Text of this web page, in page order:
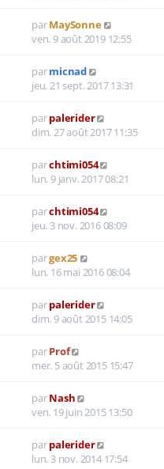
parMaySonne
ven. 9 août 2019 12:55
parmicnad
jeu. 21 sept. 2017 13:31
parpalerider
dim. 27 août 2017 11:35
parchtimi054
lun. 9 janv. 2017 08:21
parchtimi054
jeu. 3 nov. 2016 08:09
pargex25
lun. 16 mai 2016 08:04
parpalerider
dim. 9 août 2015 14:05
parProf
mer. 5 août 2015 15:47
parNash
ven. 19 juin 2015 13:50
parpalerider
lun. 3 nov. 2014 17:54